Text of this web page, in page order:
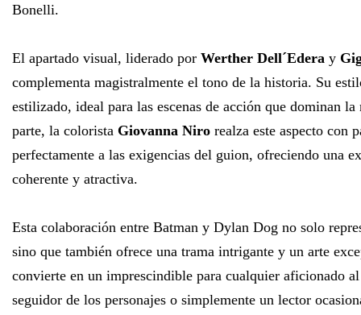
Bonelli.
El apartado visual, liderado por Werther Dell´Edera y
complementa magistralmente el tono de la historia. Su
estilizado, ideal para las escenas de acción que dominan
parte, la colorista Giovanna Niro realza este aspecto con
perfectamente a las exigencias del guion, ofreciendo una
coherente y atractiva.
Esta colaboración entre Batman y Dylan Dog no solo
sino que también ofrece una trama intrigante y un arte
convierte en un imprescindible para cualquier aficionado
seguidor de los personajes o simplemente un lector